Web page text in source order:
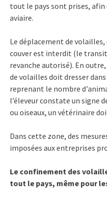
tout le pays sont prises,
aviaire.
Le déplacement de volailles,
couver est interdit (le
revanche autorisé). En
de volailles doit dresser
reprenant le nombre
l’éleveur constate un signe
ou oiseaux, un vétérinaire
Dans cette zone, des
imposées aux entreprises
Le confinement des
tout le pays, même pour